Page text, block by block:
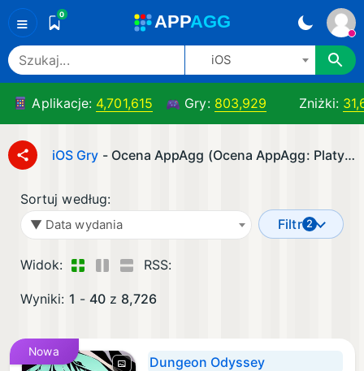
≡ 0 APPAGG
iOS
Aplikacje: 4,701,615 Gry: 803,929 Zniżki:
iOS Gry - Ocena AppAgg (Ocena AppAgg: Platyna) (Sortuj według: ▼ Data wydania)
Sortuj według:
▼ Data wydania Filtr 2
Widok: RSS:
Wyniki: 1 - 40 z 8,726
Nowa
Dungeon Odyssey